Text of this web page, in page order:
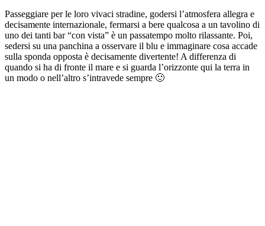
Passeggiare per le loro vivaci stradine, godersi l’atmosfera allegra e
decisamente internazionale, fermarsi a bere qualcosa a un tavolino di
uno dei tanti bar “con vista” è un passatempo molto rilassante. Poi,
sedersi su una panchina a osservare il blu e immaginare cosa accade
sulla sponda opposta è decisamente divertente! A differenza di
quando si ha di fronte il mare e si guarda l’orizzonte qui la terra in
un modo o nell’altro s’intravede sempre 🙂